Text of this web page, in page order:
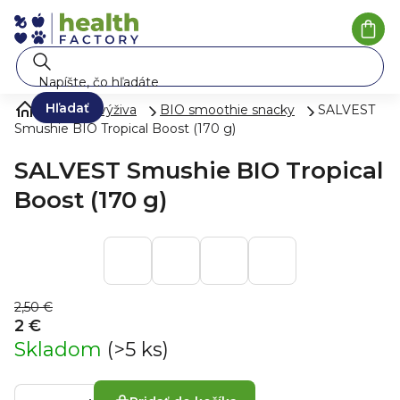
Prejsť na obsah
Hľadať
Zdravá výživa BIO smoothie snacky
SALVEST
Smushie BIO Tropical Boost (170 g)
SALVEST Smushie BIO Tropical
Boost (170 g)
2,50 €
2 €
Skladom (>5 ks)